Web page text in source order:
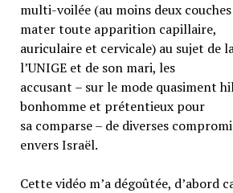
multi-voilée (au moins deux
mater toute apparition capillaire,
auriculaire et cervicale) au sujet de
l’UNIGE et de son mari, les
accusant – sur le mode quasiment
bonhomme et prétentieux pour
sa comparse – de diverses
envers Israël.
Cette vidéo m’a dégoûtée, d’abord